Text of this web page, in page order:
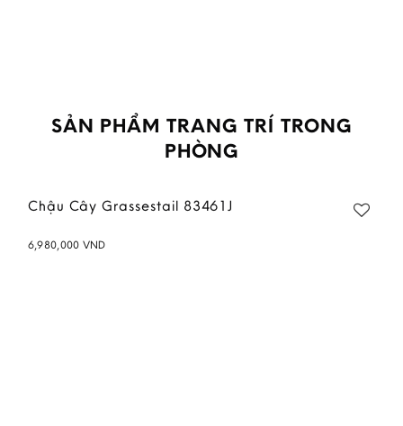
SẢN PHẨM TRANG TRÍ TRONG
PHÒNG
Chậu Cây Grassestail 83461J
6,980,000 VND